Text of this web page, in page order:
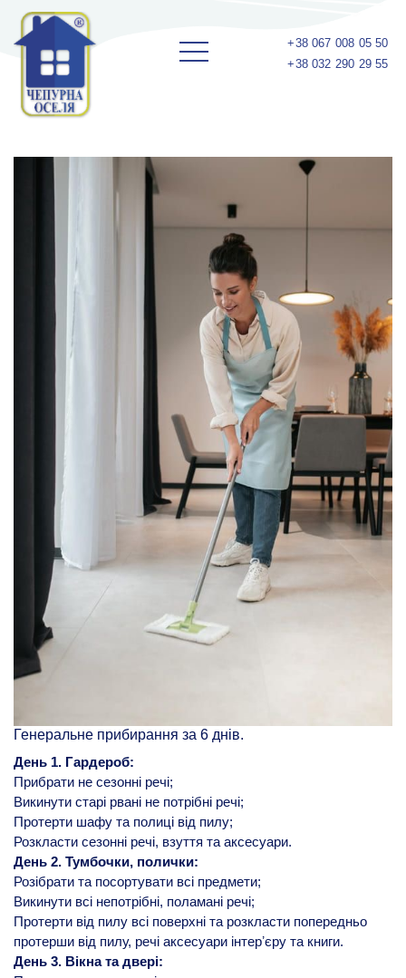
+38 067 008 05 50
+38 032 290 29 55
Генеральне прибирання за 6 днів.
День 1. Гардероб:
Прибрати не сезонні речі;
Викинути старі рвані не потрібні речі;
Протерти шафу та полиці від пилу;
Розкласти сезонні речі, взуття та аксесуари.
День 2. Тумбочки, полички:
Розібрати та посортувати всі предмети;
Викинути всі непотрібні, поламані речі;
Протерти від пилу всі поверхні та розкласти попередньо
протерши від пилу, речі аксесуари інтерʼєру та книги.
День 3. Вікна та двері: